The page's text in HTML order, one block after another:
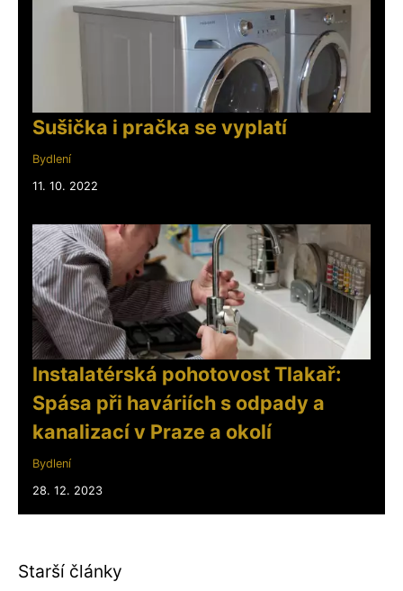
Sušička i pračka se vyplatí
Bydlení
11. 10. 2022
Instalatérská pohotovost Tlakař:
Spása při haváriích s odpady a
kanalizací v Praze a okolí
Bydlení
28. 12. 2023
Starší články